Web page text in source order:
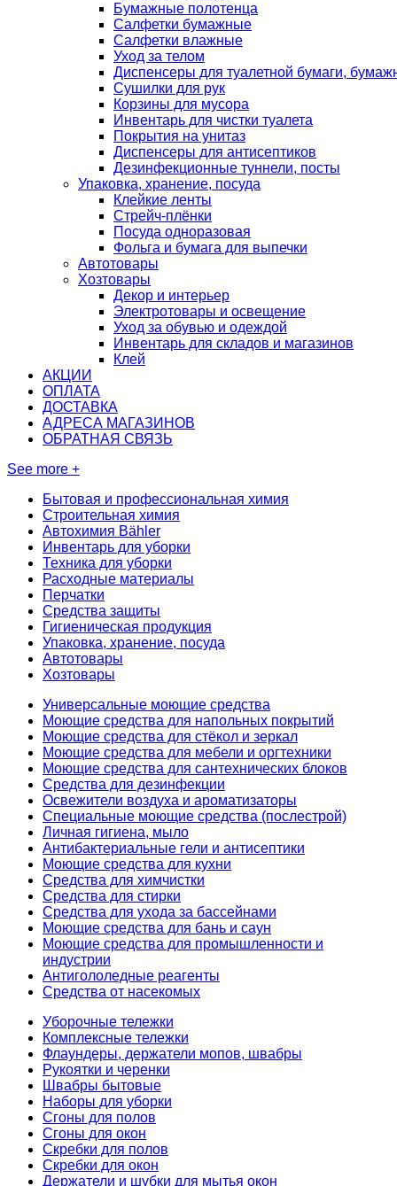
Бумажные полотенца
Салфетки бумажные
Салфетки влажные
Уход за телом
Диспенсеры для туалетной бумаги,
Сушилки для рук
Корзины для мусора
Инвентарь для чистки туалета
Покрытия на унитаз
Диспенсеры для антисептиков
Дезинфекционные туннели, посты
Упаковка, хранение, посуда
Клейкие ленты
Стрейч-плёнки
Посуда одноразовая
Фольга и бумага для выпечки
Автотовары
Хозтовары
Декор и интерьер
Электротовары и освещение
Уход за обувью и одеждой
Инвентарь для складов и магазинов
Клей
АКЦИИ
ОПЛАТА
ДОСТАВКА
АДРЕСА МАГАЗИНОВ
ОБРАТНАЯ СВЯЗЬ
See more +
Бытовая и профессиональная химия
Строительная химия
Автохимия Bähler
Инвентарь для уборки
Техника для уборки
Расходные материалы
Перчатки
Средства защиты
Гигиеническая продукция
Упаковка, хранение, посуда
Автотовары
Хозтовары
Универсальные моющие средства
Моющие средства для напольных покрытий
Моющие средства для стёкол и зеркал
Моющие средства для мебели и оргтехники
Моющие средства для сантехнических блоков
Средства для дезинфекции
Освежители воздуха и ароматизаторы
Специальные моющие средства (послестрой)
Личная гигиена, мыло
Антибактериальные гели и антисептики
Моющие средства для кухни
Средства для химчистки
Средства для стирки
Средства для ухода за бассейнами
Моющие средства для бань и саун
Моющие средства для промышленности и
индустрии
Антигололедные реагенты
Средства от насекомых
Уборочные тележки
Комплексные тележки
Флаундеры, держатели мопов, швабры
Рукоятки и черенки
Швабры бытовые
Наборы для уборки
Сгоны для полов
Сгоны для окон
Скребки для полов
Скребки для окон
Держатели и шубки для мытья окон